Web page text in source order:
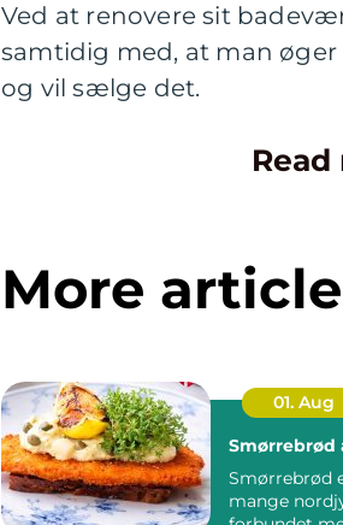
Ved at renovere sit
samtidig med, at man
og vil sælge det.
More
01. Aug
Smørrebrød
Smørrebrød
mange